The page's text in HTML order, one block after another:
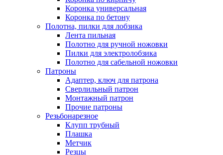
Коронка универсальная
Коронка по бетону
Полотна, пилки для лобзика
Лента пильная
Полотно для ручной ножовки
Пилки для электролобзика
Полотно для сабельной ножовки
Патроны
Адаптер, ключ для патрона
Сверлильный патрон
Монтажный патрон
Прочие патроны
Резьбонарезное
Клупп трубный
Плашка
Метчик
Резцы